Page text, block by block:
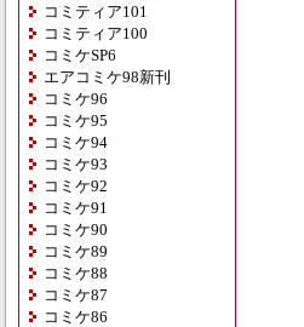
コミティア101
コミティア100
コミケSP6
エアコミケ98新刊
コミケ96
コミケ95
コミケ94
コミケ93
コミケ92
コミケ91
コミケ90
コミケ89
コミケ88
コミケ87
コミケ86